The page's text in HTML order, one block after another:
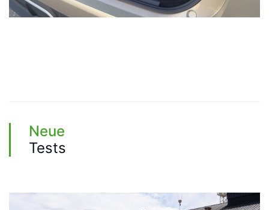
Neue
Tests